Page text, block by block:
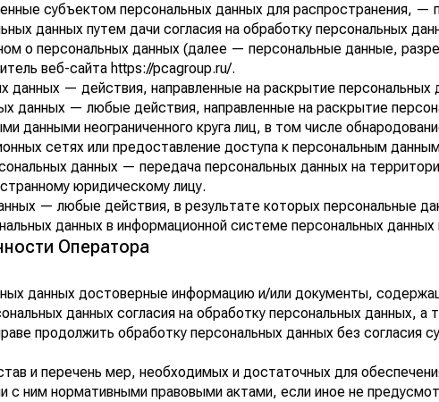
субъектом персональных данных для распространения, —
данных путем дачи согласия на обработку персональных
о персональных данных (далее — персональные данные,
веб-сайта https://pcagroup.ru/.
данных — действия, направленные на раскрытие персональных
данных — любые действия, направленные на раскрытие
данными неограниченного круга лиц, в том числе
сетях или предоставление доступа к персональным
данных — передача персональных данных на
юридическому лицу.
— любые действия, в результате которых персональные
данных в информационной системе персональных
Оператора
данных достоверные информацию и/или документы,
данных согласия на обработку персональных данных,
продолжить обработку персональных данных без согласия
и перечень мер, необходимых и достаточных для
с ним нормативными правовыми актами, если иное не